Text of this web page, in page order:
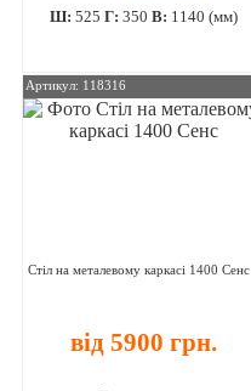
Ш: 525 Г: 350 В: 1140 (мм)
Артикул: 118316
Стіл на металевому каркасі 1400 Сенс
від 5900 грн.